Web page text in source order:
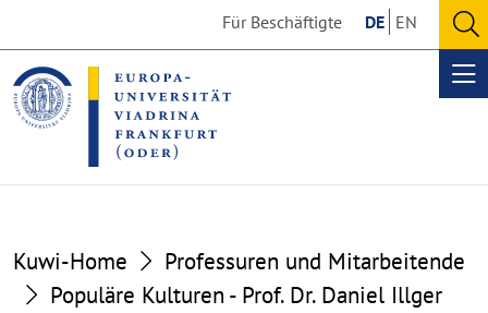
the
content
section
the
footer
section
Für Beschäftigte DE EN
Kuwi-Home
Professuren und Mitarbeitende
Populäre Kulturen - Prof. Dr. Daniel Illger